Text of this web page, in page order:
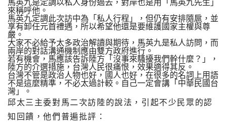
馬英九是定調以私人身份過去，對岸也是用「馬英九先生」
來稱呼他。
馬英九定調此次訪中為「私人行程」，但仍有安排隨扈，並
享有卸任元首禮遇，所以希望他還是要維護國家主權與尊
嚴。
大家不必給予太多政治解讀與期待，馬英九是私人訪問，而
兩岸的對話溝通機制應由雙方政府進行。
若有機會，馬應該告訴陸方「沒事來騷擾我們幹什麼？」，
陸方的介選措施，台灣人民很痛恨，效果適得其反。
台灣不管是政治人物也好，國人也好，在很多的名詞上用語
不是這麼精準，不必太過計較。自己一定會講「中華民國台
灣」。
邱太三主委對馬二次訪陸的說法，引起不少民眾的認
知回饋，他們普遍批評：